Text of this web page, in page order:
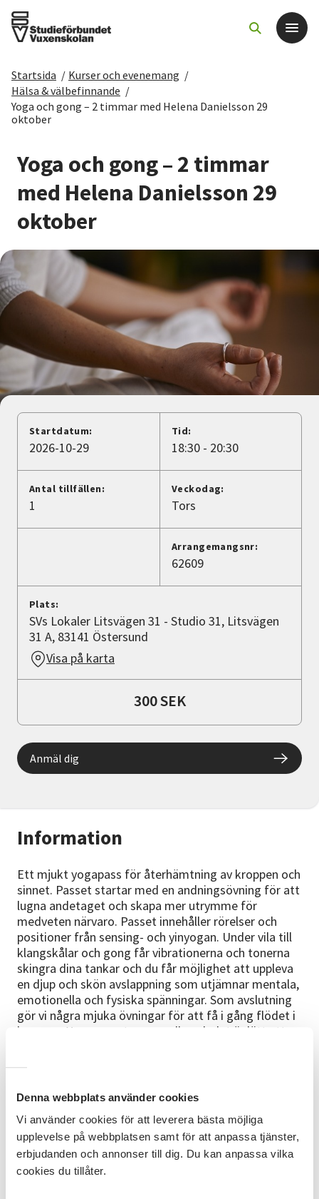
Denna webbplats använder cookies
Vi använder cookies för att leverera bästa möjliga
upplevelse på webbplatsen samt för att anpassa tjänster,
erbjudanden och annonser till dig. Du kan anpassa vilka
cookies du tillåter.
Det här gör vi
Sök kurser och evenemang
Om SV
Starta studiecirkel
Cirkelledare
Nyheter
Avdelningar
Lyssna
Startsida / Kurser och evenemang /
Hälsa & välbefinnande /
Yoga och gong – 2 timmar med Helena Danielsson 29
oktober
Yoga och gong – 2 timmar
med Helena Danielsson 29
oktober
Information
Ett mjukt yogapass för återhämtning av kroppen och
sinnet. Passet startar med en andningsövning för att
lugna andetaget och skapa mer utrymme för
medveten närvaro. Passet innehåller rörelser och
positioner från sensing- och yinyogan. Under vila till
klangskålar och gong får vibrationerna och tonerna
skingra dina tankar och du får möjlighet att uppleva
en djup och skön avslappning som utjämnar mentala,
emotionella och fysiska spänningar. Som avslutning
gör vi några mjuka övningar för att få i gång flödet i
kroppen. Yogapasset passar alla och det är lätt att
yogalokalen men ta gärna med dig en vattenflaska
att bidra till reningen av kroppen.
Tid och plats:
Torsdagar kl 18.30-20.30 i Studieförbundet
Startdatum:
2026-10-29
Tid:
18:30 - 20:30
Antal tillfällen:
1
Veckodag:
Tors
Arrangemangsnr:
62609
Plats:
SVs Lokaler Litsvägen 31 - Studio 31, Litsvägen
31 A, 83141 Östersund
Visa på karta
300 SEK
Anmäl dig